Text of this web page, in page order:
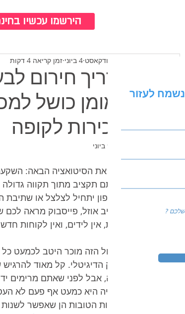
הירשמו עכשיו
מדריך חירום
ממומן כושל
ומכירות לקופה
צוות ברודקאסט 4 ביוני זמן קריאה 4 דקות
9 ביוני
דמיינו את הסיטואציה הבאה:
הגדרתם תקציב מתוך תקווה
שהטלפון יתחיל לצלצל או
התקציב אוזל, פייסבוק מראה
המרות, אין לידים, ואין לקוחות
התסכול הזה מוכר היטב לכמעט
השיווק הדיגיטלי. קל מאוד
תמורה, אבל לפני שאתם מרימים
שהבעיה היא כמעט אף פעם לא
החדשות הטובות הן שאפשר
לעזור